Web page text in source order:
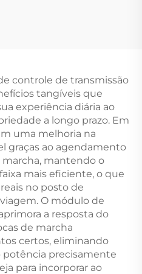
Mercedes
controle de transmissão
tangíveis que
experiência diária ao
a longo prazo. Em
uma melhoria na
graças ao agendamento
mantendo o
mais eficiente, o que
no posto de
O módulo de
a resposta do
de marcha
certos, eliminando
precisamente
para incorporar ao